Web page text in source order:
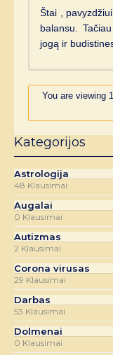
Štai ,
balansu.
jogą ir
You are viewing
Kategorijos
Astrologija
48 Klausimai
Augalai
0 Klausimai
Autizmas
2 Klausimai
Corona virusas
29 Klausimai
Darbas
53 Klausimai
Dolmenai
0 Klausimai